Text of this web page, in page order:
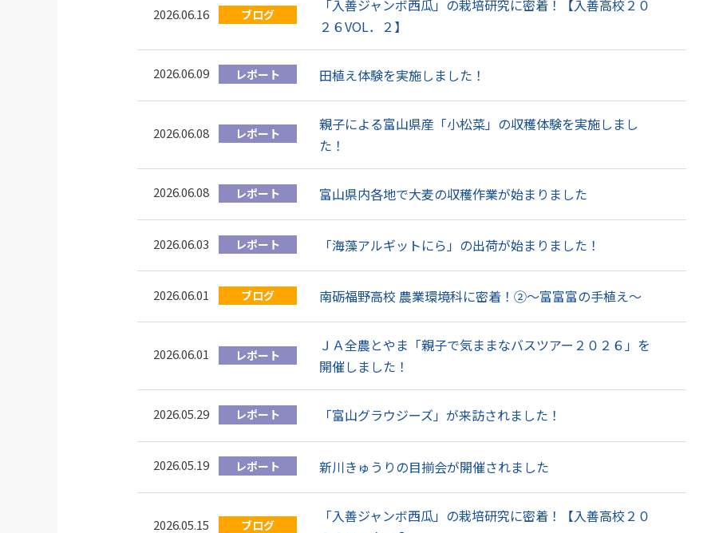
2026.06.16 ブログ
「入善ジャンボ西瓜」の栽培研究に密着！【入善高校２０
２６VOL．２】
2026.06.09 レポート 田植え体験を実施しました！
2026.06.08 レポート
親子による富山県産「小松菜」の収穫体験を実施しまし
た！
2026.06.08 レポート 富山県内各地で大麦の収穫作業が始まりました
2026.06.03 レポート 「海藻アルギットにら」の出荷が始まりました！
2026.06.01 ブログ 南砺福野高校 農業環境科に密着！②～富富富の手植え～
2026.06.01 レポート
ＪＡ全農とやま「親子で気ままなバスツアー２０２６」を
開催しました！
2026.05.29 レポート 「富山グラウジーズ」が来訪されました！
2026.05.19 レポート 新川きゅうりの目揃会が開催されました
2026.05.15 ブログ
「入善ジャンボ西瓜」の栽培研究に密着！【入善高校２０